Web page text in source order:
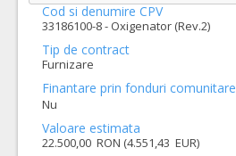
Cod si denumire CPV
33186100-8 - Oxigenator (Rev.2)
Tip de contract
Furnizare
Finantare prin fonduri comunitare
Nu
Valoare estimata
22.500,00 RON (4.551,43 EUR)